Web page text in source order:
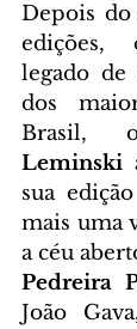
Depois do
edições,
legado
dos
Brasil,
Leminski
sua
mais uma
Pedreira
João